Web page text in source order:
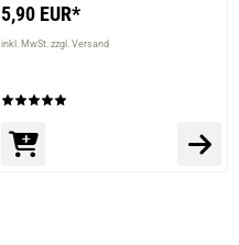
5,90 EUR*
inkl. MwSt. zzgl. Versand